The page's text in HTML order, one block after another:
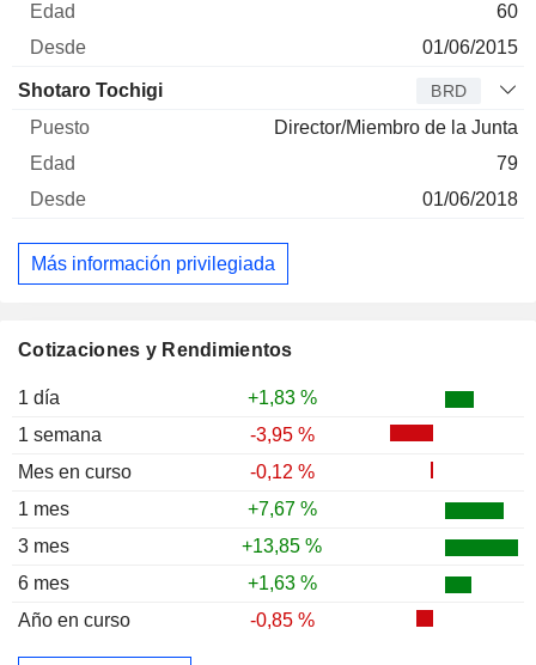
Cotizaciones y Rendimientos
1 día
+1,83 %
1 semana
-3,95 %
Mes en curso
-0,12 %
1 mes
+7,67 %
3 mes
+13,85 %
6 mes
+1,63 %
Año en curso
-0,85 %
60
01/06/2015
Shotaro Tochigi BRD
Director/Miembro de la Junta
79
01/06/2018
Más información privilegiada